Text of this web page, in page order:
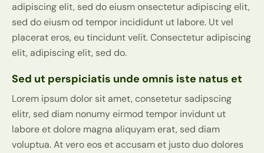
adipiscing elit, sed do eiusm onsectetur adipiscing elit,
sed do eiusm od tempor incididunt ut labore. Ut vel
placerat eros, eu tincidunt velit. Consectetur adipiscing
elit, adipiscing elit, sed do.
Sed ut perspiciatis unde omnis iste natus et
Lorem ipsum dolor sit amet, consetetur sadipscing
elitr, sed diam nonumy eirmod tempor invidunt ut
labore et dolore magna aliquyam erat, sed diam
voluptua. At vero eos et accusam et justo duo dolores